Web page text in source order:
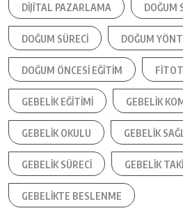
DIJITAL PAZARLAMA DOĞUM
DOĞUM SÜRECI DOĞUM
DOĞUM ÖNCESI EĞITIM
GEBELIK EĞITIMI GEBELIK
GEBELIK OKULU GEBELIK
GEBELIK SÜRECI GEBELIK
GEBELIKTE BESLENME